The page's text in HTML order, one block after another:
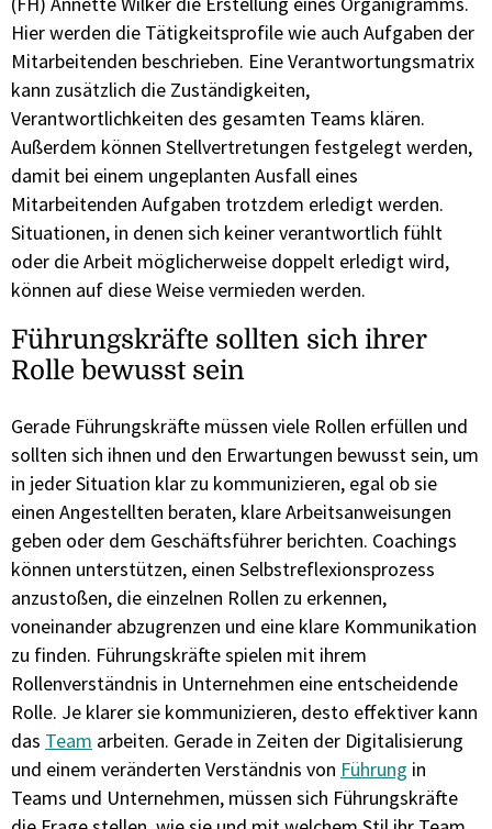
Hier werden die Tätigkeitsprofile wie auch Aufgaben der
Mitarbeitenden beschrieben. Eine Verantwortungsmatrix
kann zusätzlich die Zuständigkeiten,
Verantwortlichkeiten des gesamten Teams klären.
Außerdem können Stellvertretungen festgelegt werden,
damit bei einem ungeplanten Ausfall eines
Mitarbeitenden Aufgaben trotzdem erledigt werden.
Situationen, in denen sich keiner verantwortlich fühlt
oder die Arbeit möglicherweise doppelt erledigt wird,
können auf diese Weise vermieden werden.
Führungskräfte sollten sich ihrer
Rolle bewusst sein
Gerade Führungskräfte müssen viele Rollen erfüllen und
sollten sich ihnen und den Erwartungen bewusst sein, um
in jeder Situation klar zu kommunizieren, egal ob sie
einen Angestellten beraten, klare Arbeitsanweisungen
geben oder dem Geschäftsführer berichten. Coachings
können unterstützen, einen Selbstreflexionsprozess
anzustoßen, die einzelnen Rollen zu erkennen,
voneinander abzugrenzen und eine klare Kommunikation
zu finden. Führungskräfte spielen mit ihrem
Rollenverständnis in Unternehmen eine entscheidende
Rolle. Je klarer sie kommunizieren, desto effektiver kann
das Team arbeiten. Gerade in Zeiten der Digitalisierung
und einem veränderten Verständnis von Führung in
Teams und Unternehmen, müssen sich Führungskräfte